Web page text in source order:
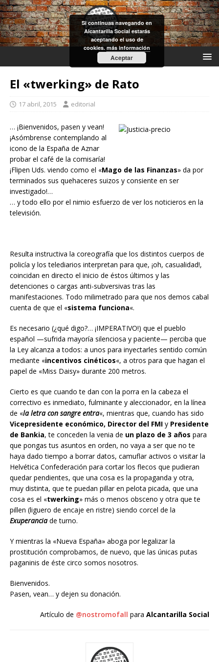
El «twerking» de Rato
17 abril, 2015 editorial
… ¡Bienvenidos, pasen y vean!
¡Asómbrense contemplando al
icono de la España de Aznar
probar el café de la comisaría!
¡Flipen Uds. viendo como el «Mago de las Finanzas» da por
terminados sus quehaceres suizos y consiente en ser
investigado!…
… y todo ello por el nimio esfuerzo de ver los noticieros en la
televisión.
Resulta instructiva la coreografía que los distintos cuerpos de
policía y los telediarios interpretan para que, ¡oh, casualidad!,
coincidan en directo el inicio de éstos últimos y las
detenciones o cargas anti-subversivas tras las
manifestaciones. Todo milimetrado para que nos demos cabal
cuenta de que el «sistema funciona«.
Es necesario (¿qué digo?… ¡IMPERATIVO!) que el pueblo
español —sufrida mayoría silenciosa y paciente— perciba que
la Ley alcanza a todos: a unos para inyectarles sentido común
mediante «incentivos cinéticos«, a otros para que hagan el
papel de «Miss Daisy» durante 200 metros.
Cierto es que cuando te dan con la porra en la cabeza el
correctivo es inmediato, fulminante y aleccionador, en la línea
de «la letra con sangre entra«, mientras que, cuando has sido
Vicepresidente económico, Director del FMI y Presidente
de Bankia, te conceden la venia de un plazo de 3 años para
que pongas tus asuntos en orden, no vaya a ser que no te
haya dado tiempo a borrar datos, camuflar activos o visitar la
Helvética Confederación para cortar los flecos que pudieran
quedar pendientes, que una cosa es la propaganda y otra,
muy distinta, que te puedan pillar en pelota picada, que una
cosa es el «twerking» más o menos obsceno y otra que te
pillen (liguero de encaje en ristre) siendo corcel de la
Exuperancia de turno.
Y mientras la «Nueva España» aboga por legalizar la
prostitución comprobamos, de nuevo, que las únicas putas
paganinis de éste circo somos nosotros.
Bienvenidos.
Pasen, vean… y dejen su donación.
Artículo de @nostromofall para Alcantarilla Social
Si continuas navegando en
Alcantarilla Social estarás
aceptando el uso de
cookies.más información
Aceptar